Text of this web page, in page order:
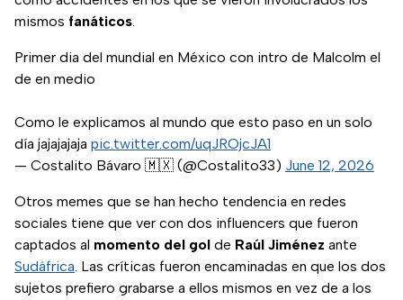
mismos fanáticos.
Primer dia del mundial en México con intro de Malcolm el
de en medio
Como le explicamos al mundo que esto paso en un solo
día jajajajaja pic.twitter.com/uqJROjcJA1
— Costalito Bávaro 🇲🇽 (@Costalito33) June 12, 2026
Otros memes que se han hecho tendencia en redes
sociales tiene que ver con dos influencers que fueron
captados al momento del gol de Raúl Jiménez ante
Sudáfrica. Las críticas fueron encaminadas en que los dos
sujetos prefiero grabarse a ellos mismos en vez de a los